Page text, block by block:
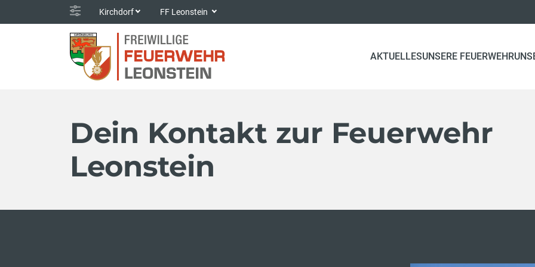
Kirchdorf FF Leonstein
AKTUELLESUNSERE FEUERWEHR
Dein Kontakt zur Feuerwehr
Leonstein